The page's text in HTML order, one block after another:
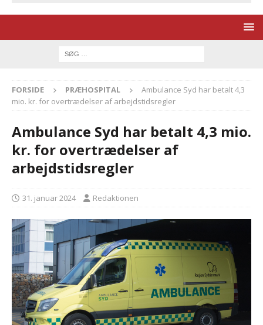
FORSIDE PRÆHOSPITAL
Ambulance Syd har betalt 4,3
mio. kr. for overtrædelser af arbejdstidsregler
Ambulance Syd har betalt 4,3 mio.
kr. for overtrædelser af
arbejdstidsregler
31. januar 2024 Redaktionen